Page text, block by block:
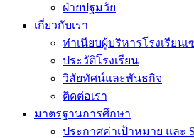
ฝ่ายปฐมวัย
เกี่ยวกับเรา
ทำเนียบผู้บริหารโรงเรียน
ประวัติโรงเรียน
วิสัยทัศน์และพันธกิจ
ติดต่อเรา
มาตรฐานการศึกษา
ประกาศค่าเป้าหมาย และ